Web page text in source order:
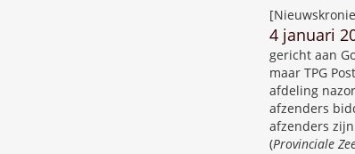
4 januari
gericht aan
maar TPG
afdeling
afzenders
afzenders
(Provinciale